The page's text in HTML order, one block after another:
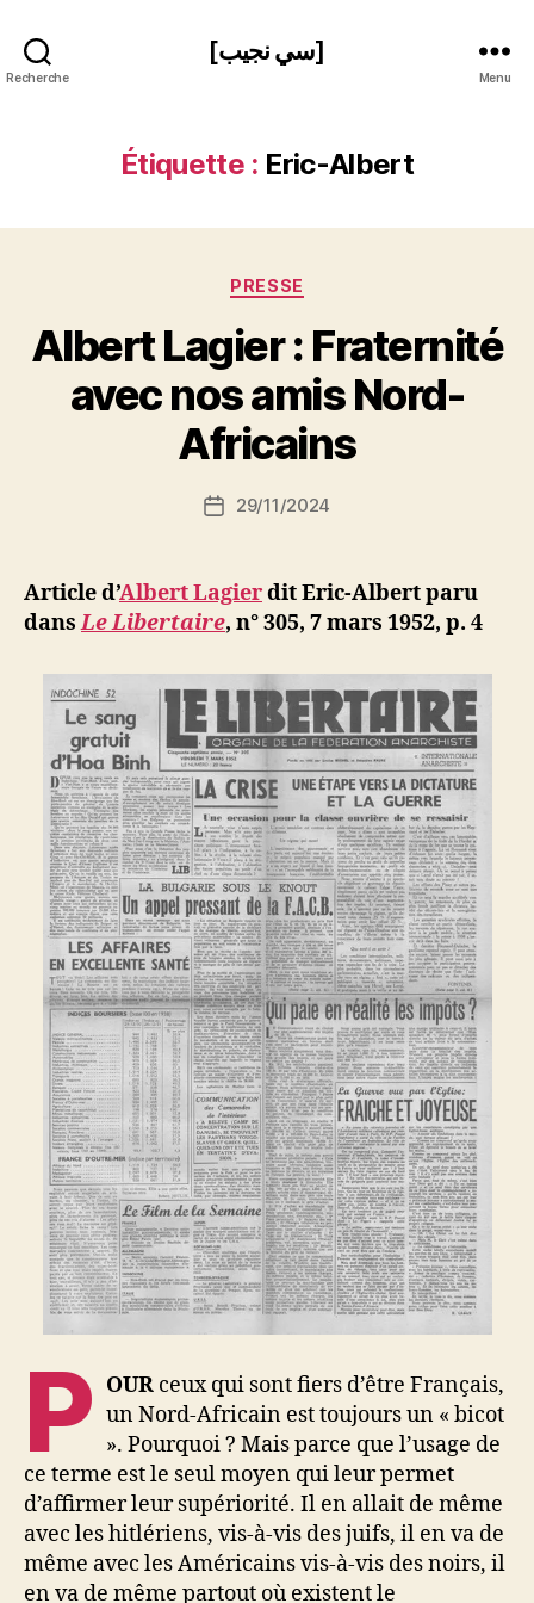
Recherche
[سي نجيب]
Menu
Étiquette : Eric-Albert
Catégories
PRESSE
Albert Lagier : Fraternité
avec nos amis Nord-
Africains
Auteur
de
P
a
N
ji
b
Date29/11/2024
Article d’Albert Lagierdit Eric-Albert paru
dansLe Libertaire, n° 305, 7 mars 1952, p. 4
P OUR ceux qui sont fiers d’être Français,
un Nord-Africain est toujours un « bicot
». Pourquoi ? Mais parce que l’usage de
ce terme est le seul moyen qui leur permet
d’affirmer leur supériorité. Il en allait de même
avec les hitlériens, vis-à-vis des juifs, il en va de
même avec les Américains vis-à-vis des noirs, il
en va de même partout où existent le